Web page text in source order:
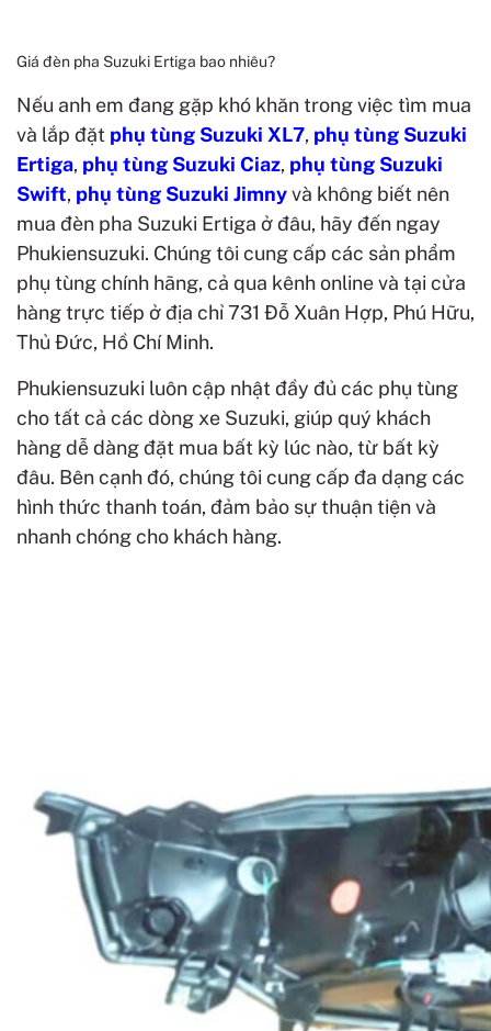
Giá đèn pha Suzuki Ertiga bao nhiêu?
Nếu anh em đang gặp khó khăn trong việc tìm mua
và lắp đặt phụ tùng Suzuki XL7, phụ tùng Suzuki
Ertiga, phụ tùng Suzuki Ciaz, phụ tùng Suzuki
Swift, phụ tùng Suzuki Jimnyvà không biết nên
mua đèn pha Suzuki Ertiga ở đâu, hãy đến ngay
Phukiensuzuki. Chúng tôi cung cấp các sản phẩm
phụ tùng chính hãng, cả qua kênh online và tại cửa
hàng trực tiếp ở địa chỉ 731 Đỗ Xuân Hợp, Phú Hữu,
Thủ Đức, Hồ Chí Minh.
Phukiensuzuki luôn cập nhật đầy đủ các phụ tùng
cho tất cả các dòng xe Suzuki, giúp quý khách
hàng dễ dàng đặt mua bất kỳ lúc nào, từ bất kỳ
đâu. Bên cạnh đó, chúng tôi cung cấp đa dạng các
hình thức thanh toán, đảm bảo sự thuận tiện và
nhanh chóng cho khách hàng.